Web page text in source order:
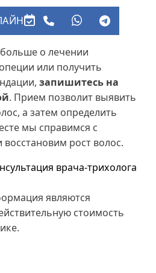
о лечении
или получить
запишитесь на
. Прием позволит выявить
а затем определить
мы справимся с
рост волос.
врача-трихолога
являются
стоимость